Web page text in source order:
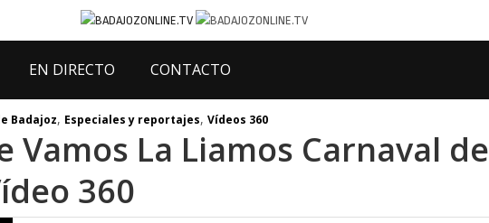
EN DIRECTO CONTACTO
Badajoz, Especiales y reportajes, Vídeos 360
Vamos La Liamos Carnaval de
360